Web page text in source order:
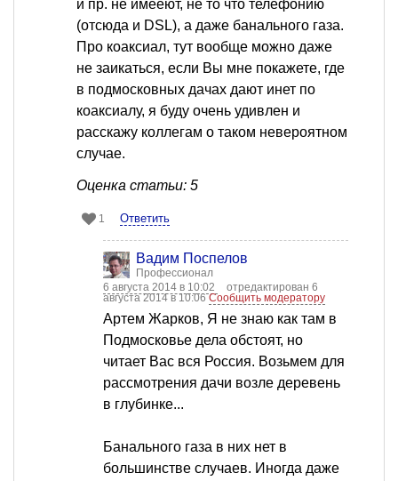
и пр. не имееют, не то что телефонию
(отсюда и DSL), а даже банального газа.
Про коаксиал, тут вообще можно даже
не заикаться, если Вы мне покажете, где
в подмосковных дачах дают инет по
коаксиалу, я буду очень удивлен и
расскажу коллегам о таком невероятном
случае.
Оценка статьи: 5
1 Ответить
Вадим Поспелов
Профессионал
6 августа 2014 в 10:02
отредактирован 6
августа 2014 в 10:06Сообщить модератору
Артем Жарков, Я не знаю как там в
Подмосковье дела обстоят, но
читает Вас вся Россия. Возьмем для
рассмотрения дачи возле деревень
в глубинке...
Банального газа в них нет в
большинстве случаев. Иногда даже